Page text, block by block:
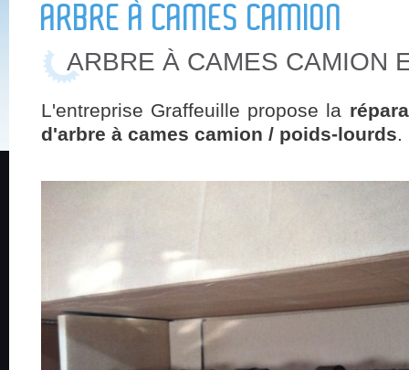
ARBRE À CAMES CAMION
ARBRE À CAMES CAMION
L'entreprise Graffeuille propose la
d'arbre à cames camion / poids-lourds.